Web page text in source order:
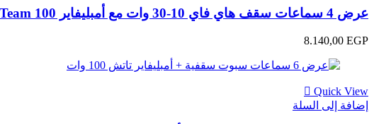
عرض 4 سماعات سقف هاي فاي 10-30 وات مع أمبليفاير Master Team 100 وات تاتش – نظام صوت احترافي للمنازل والكافيهات
8.140,00 EGP
Quick View
إضافة إلى السلة